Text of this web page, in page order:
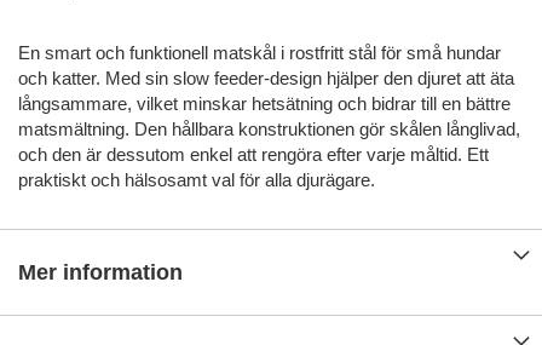
En smart och funktionell matskål i rostfritt stål för små hundar
och katter. Med sin slow feeder-design hjälper den djuret att äta
långsammare, vilket minskar hetsätning och bidrar till en bättre
matsmältning. Den hållbara konstruktionen gör skålen långlivad,
och den är dessutom enkel att rengöra efter varje måltid. Ett
praktiskt och hälsosamt val för alla djurägare.
Mer information